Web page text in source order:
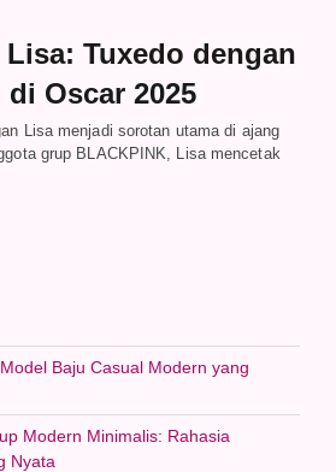
Lisa: Tuxedo dengan
Oscar 2025
Lisa menjadi sorotan utama di ajang
grup BLACKPINK, Lisa mencetak
Baju Casual Modern yang
Modern Minimalis: Rahasia
Nyata